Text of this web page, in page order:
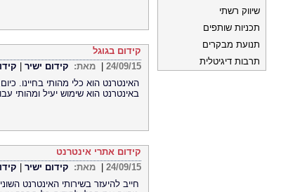
קידום בגוגל
24/09/15
מאת: קידום ישיר
האינטרנט הוא כלי מהותי בחיינו.
באינטרנט הוא שימוש יעיל ומהותי
קידום אתרי אינטרנט
24/09/15
מאת: קידום ישיר
חייב להיעזר בשירותי האינטרנט
שיווק רשתי
תכניות שותפים
תנועת מבקרים
תרבות דיגיטלית